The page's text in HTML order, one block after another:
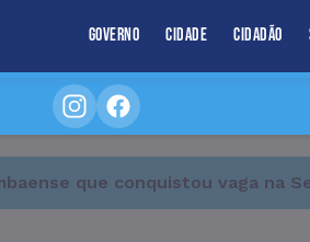
Governo Cidade Cidadão
que conquistou vaga na